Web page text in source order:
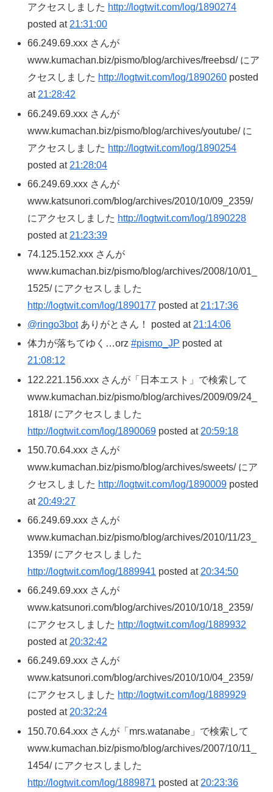
アクセスしました http://logtwit.com/log/1890274
posted at 21:31:00
66.249.69.xxx さんが
www.kumachan.biz/pismo/blog/archives/freebsd/ にア
クセスしました http://logtwit.com/log/1890260 posted
at21:28:42
66.249.69.xxx さんが
www.kumachan.biz/pismo/blog/archives/youtube/ に
アクセスしました http://logtwit.com/log/1890254
posted at 21:28:04
66.249.69.xxx さんが
www.katsunori.com/blog/archives/2010/10/09_2359/
にアクセスしました http://logtwit.com/log/1890228
posted at 21:23:39
74.125.152.xxx さんが
www.kumachan.biz/pismo/blog/archives/2008/10/01_
1525/ にアクセスしました
http://logtwit.com/log/1890177 posted at 21:17:36
@ringo3botありがとさん！ posted at 21:14:06
体力が落ちてゆく…orz#pismo_JP posted at
21:08:12
122.221.156.xxx さんが「日本エスト」で検索して
www.kumachan.biz/pismo/blog/archives/2009/09/24_
1818/ にアクセスしました
http://logtwit.com/log/1890069 posted at 20:59:18
150.70.64.xxx さんが
www.kumachan.biz/pismo/blog/archives/sweets/ にア
クセスしました http://logtwit.com/log/1890009 posted
at 20:49:27
66.249.69.xxx さんが
www.kumachan.biz/pismo/blog/archives/2010/11/23_
1359/ にアクセスしました
http://logtwit.com/log/1889941 posted at 20:34:50
66.249.69.xxx さんが
www.katsunori.com/blog/archives/2010/10/18_2359/
にアクセスしました http://logtwit.com/log/1889932
posted at 20:32:42
66.249.69.xxx さんが
www.katsunori.com/blog/archives/2010/10/04_2359/
にアクセスしました http://logtwit.com/log/1889929
posted at 20:32:24
150.70.64.xxx さんが「mrs.watanabe」で検索して
www.kumachan.biz/pismo/blog/archives/2007/10/11_
1454/ にアクセスしました
http://logtwit.com/log/1889871 posted at 20:23:36